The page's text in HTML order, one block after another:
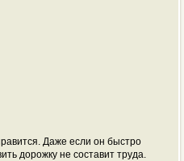
Даже если он быстро
дорожку не составит труда.